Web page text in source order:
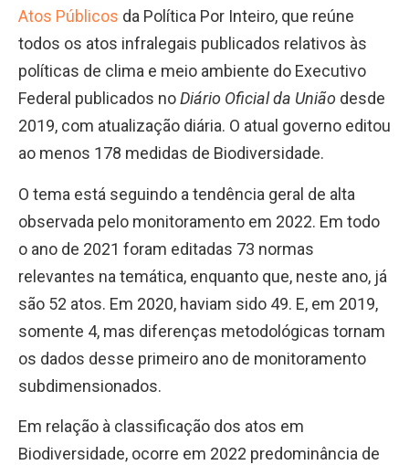
Atos Públicos da Política Por Inteiro, que reúne
todos os atos infralegais publicados relativos às
políticas de clima e meio ambiente do Executivo
Federal publicados noDiário Oficial da União desde
2019, com atualização diária. O atual governo editou
ao menos 178 medidas de Biodiversidade.
O tema está seguindo a tendência geral de alta
observada pelo monitoramento em 2022. Em todo
o ano de 2021 foram editadas 73 normas
relevantes na temática, enquanto que, neste ano, já
são 52 atos. Em 2020, haviam sido 49. E, em 2019,
somente 4, mas diferenças metodológicas tornam
os dados desse primeiro ano de monitoramento
subdimensionados.
Em relação à classificação dos atos em
Biodiversidade, ocorre em 2022 predominância de